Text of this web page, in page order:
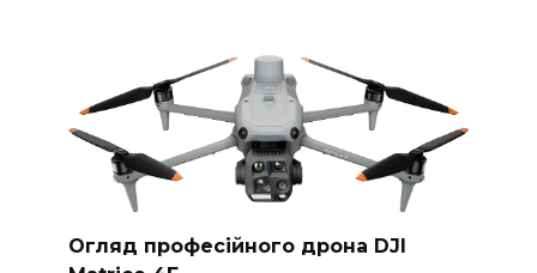
Огляд професійного дрона DJI